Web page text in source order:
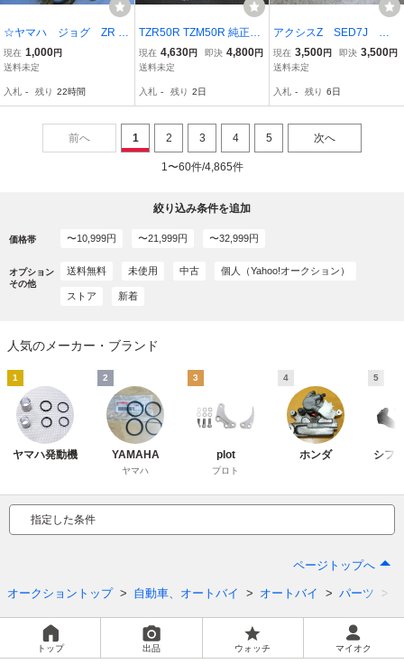
☆ヤマハ ジョグ ZR S
A39J ディスクキャリパ
中古☆
現在 1,000円
送料未定
入札 - 残り 22時間
TZR50R TZM50R 純正品
フロントキャリパーシー
ル ブーツ セット クリッ
現在 4,630円 即決 4,800円
送料未定
入札 - 残り 2日
アクシスZ SED7J フ
ロントブレーキセット
キャリパー マスターシ
の場合発送６０サイズ
現在 3,500円 即決 3,500円
送料未定
入札 - 残り 6日
前へ 1 2 3 4 5 次へ
1〜60件/4,865件
絞り込み条件を追加
価格帯 〜10,999円 〜21,999円 〜32,999円
オプション
その他
送料無料 未使用 中古 個人（Yahoo!オークション）
ストア 新着
人気のメーカー・ブランド
1
ヤマハ発動機
2
YAMAHA
ヤマハ
3
plot
プロト
4
ホンダ
5
シフ
指定した条件
ページトップへ
オークショントップ 自動車、オートバイ オートバイ パーツ
トップ 出品 ウォッチ マイオク